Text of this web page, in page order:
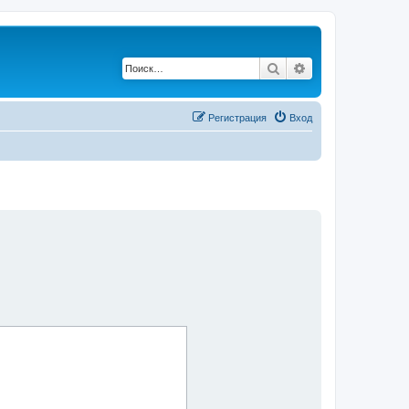
Поиск
Вход
Регистрация